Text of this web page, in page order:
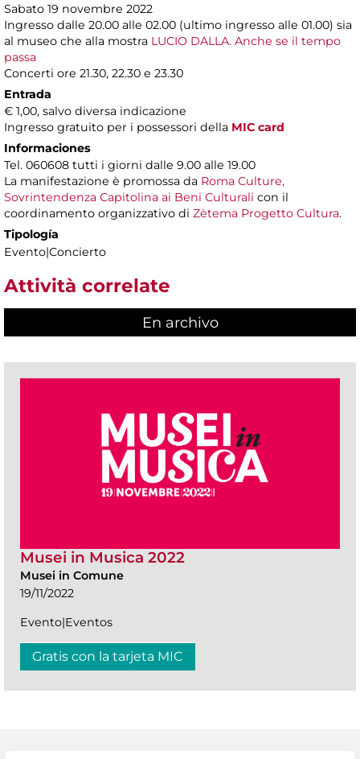
Sabato 19 novembre 2022
Ingresso dalle 20.00 alle 02.00 (ultimo ingresso alle 01.00) sia
al museo che alla mostra LUCIO DALLA. Anche se il tempo
passa
Concerti ore 21.30, 22.30 e 23.30
Entrada
€ 1,00, salvo diversa indicazione
Ingresso gratuito per i possessori della MIC card
Informaciones
Tel. 060608 tutti i giorni dalle 9.00 alle 19.00
La manifestazione è promossa da Roma Culture,
Sovrintendenza Capitolina ai Beni Culturali con il
coordinamento organizzativo di Zètema Progetto Cultura.
Tipología
Evento|Concierto
Attività correlate
En archivo
Musei in Musica 2022
Musei in Comune
19/11/2022
Evento|Eventos
Gratis con la tarjeta MIC